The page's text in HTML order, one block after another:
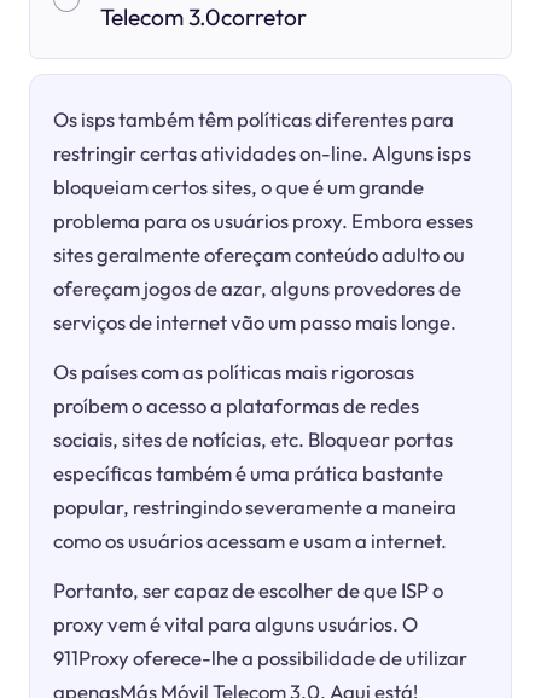
Telecom 3.0corretor
Os isps também têm políticas diferentes para
restringir certas atividades on-line. Alguns isps
bloqueiam certos sites, o que é um grande
problema para os usuários proxy. Embora esses
sites geralmente ofereçam conteúdo adulto ou
ofereçam jogos de azar, alguns provedores de
serviços de internet vão um passo mais longe.
Os países com as políticas mais rigorosas
proíbem o acesso a plataformas de redes
sociais, sites de notícias, etc. Bloquear portas
específicas também é uma prática bastante
popular, restringindo severamente a maneira
como os usuários acessam e usam a internet.
Portanto, ser capaz de escolher de que ISP o
proxy vem é vital para alguns usuários. O
911Proxy oferece-lhe a possibilidade de utilizar
apenasMás Móvil Telecom 3.0. Aqui está!